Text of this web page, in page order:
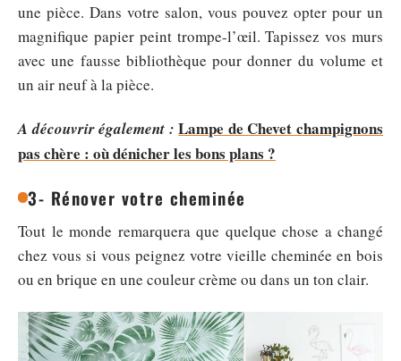
une pièce. Dans votre salon, vous pouvez opter pour un
magnifique papier peint trompe-l’œil. Tapissez vos murs
avec une fausse bibliothèque pour donner du volume et
un air neuf à la pièce.
A découvrir également : Lampe de Chevet champignons
pas chère : où dénicher les bons plans ?
3- Rénover votre cheminée
Tout le monde remarquera que quelque chose a changé
chez vous si vous peignez votre vieille cheminée en bois
ou en brique en une couleur crème ou dans un ton clair.